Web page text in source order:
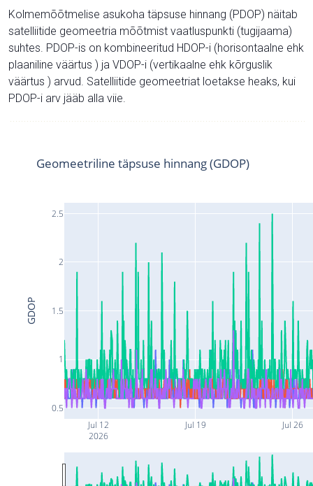
Kolmemõõtmelise asukoha täpsuse hinnang (PDOP) näitab
satelliitide geomeetria mõõtmist vaatluspunkti (tugijaama)
suhtes. PDOP-is on kombineeritud HDOP-i (horisontaalne ehk
plaaniline väärtus ) ja VDOP-i (vertikaalne ehk kõrguslik
väärtus ) arvud. Satelliitide geomeetriat loetakse heaks, kui
PDOP-i arv jääb alla viie.
Jul 12
2026
Jul 19 Jul 26
0.5
1
1.5
2
2.5
Geomeetriline täpsuse hinnang (GDOP)
GDOP